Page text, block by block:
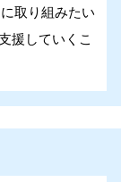
取り組みたい
援していくこ